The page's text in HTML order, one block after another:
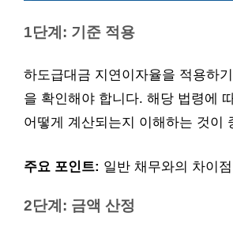
1단계: 기준 적용
하도급대금 지연이자율을 적용하
을 확인해야 합니다. 해당 법령에
어떻게 계산되는지 이해하는 것이
주요 포인트: 일반 채무와의 차이
2단계: 금액 산정